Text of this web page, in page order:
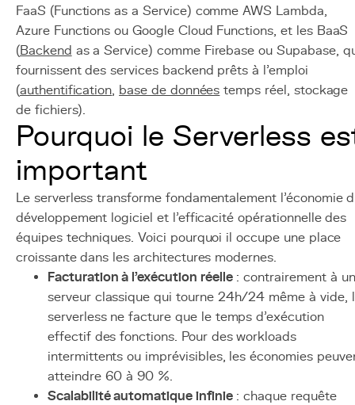
FaaS (Functions as a Service) comme AWS Lambda,
Azure Functions ou Google Cloud Functions, et les BaaS
(Backend as a Service) comme Firebase ou Supabase,
fournissent des services backend prêts à l'emploi
(authentification, base de données temps réel, stockage
de fichiers).
Pourquoi le Serverless
important
Le serverless transforme fondamentalement l'économie
développement logiciel et l'efficacité opérationnelle des
équipes techniques. Voici pourquoi il occupe une place
croissante dans les architectures modernes.
Facturation à l'exécution réelle: contrairement à un
serveur classique qui tourne 24h/24 même à vide,
serverless ne facture que le temps d'exécution
effectif des fonctions. Pour des workloads
intermittents ou imprévisibles, les économies
atteindre 60 à 90 %.
Scalabilité automatique infinie: chaque requête